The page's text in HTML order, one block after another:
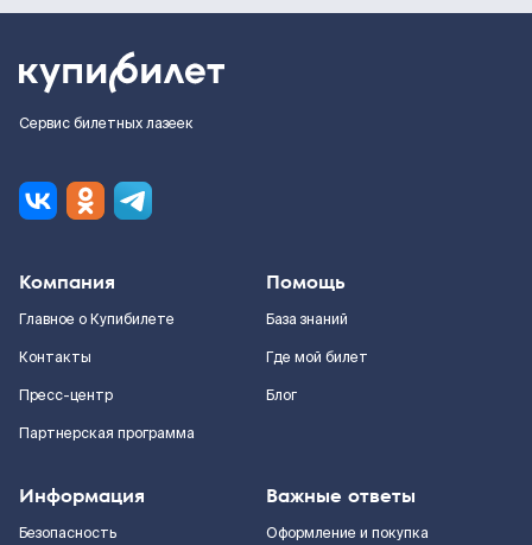
Сервис билетных лазеек
Компания
Главное о Купибилете
Контакты
Пресс-центр
Партнерская программа
Помощь
База знаний
Где мой билет
Блог
Информация
Безопасность
Важные ответы
Оформление и покупка